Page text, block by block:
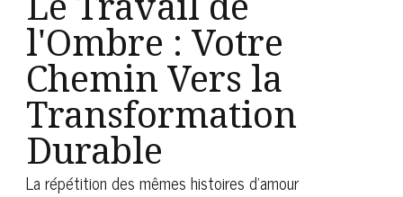
l'Ombre : Votre
Chemin Vers la
Transformation
Durable
La répétition des mêmes histoires d’amour